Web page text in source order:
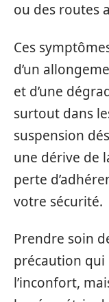
ou des routes
Ces
d’un
et d’une
surtout dans
suspension
une dérive de
perte
votre sécurité.
Prendre soin
précaution
l’inconfort,